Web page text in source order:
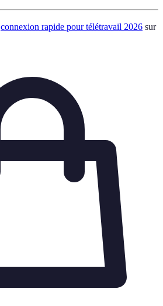
connexion rapide pour télétravail 2026 sur